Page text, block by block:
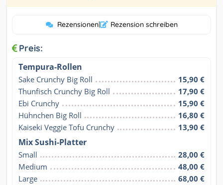
Rezensionen| Rezension schreiben
Preis:
Tempura-Rollen
Sake Crunchy Big Roll
15,90 €
Thunfisch Crunchy Big Roll
17,90 €
Ebi Crunchy
15,90 €
Hühnchen Big Roll
16,80 €
Kaiseki Veggie Tofu Crunchy
13,90 €
Mix Sushi-Platter
Small
28,00 €
Medium
48,00 €
Large
68,00 €